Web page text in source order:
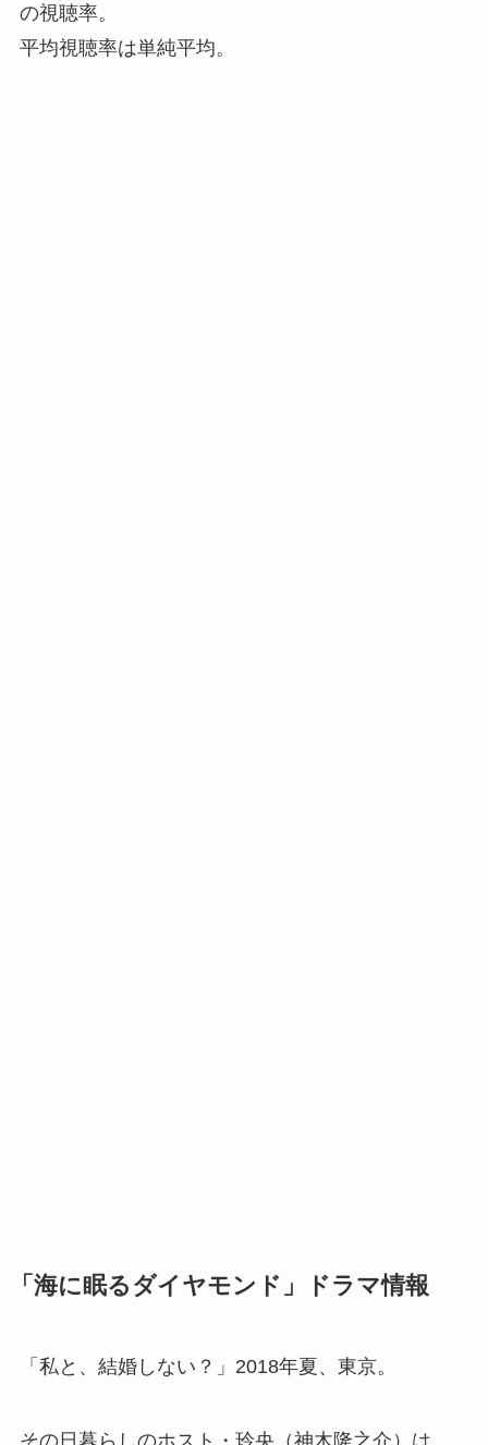
の視聴率。
平均視聴率は単純平均。
「海に眠るダイヤモンド」ドラマ情報
「私と、結婚しない？」2018年夏、東京。